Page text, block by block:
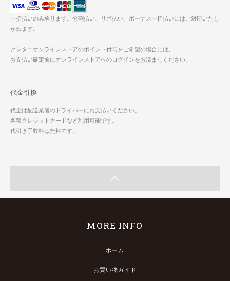
一括払いのみ承ります。分割払い、リボ払い、ボーナス一括払いにはご対応いたし
かねます。
クシタニオンラインストアのポイント付与をご希望の場合には、
お支払い確定前にオンラインストアへのログインをお済ませください。
代金引換
代金は配送業者のドライバーにお支払いください。
各種クレジットカードなど利用可能です。
代引き手数料は無料です。
MORE INFO
ホーム
お買い物ガイド